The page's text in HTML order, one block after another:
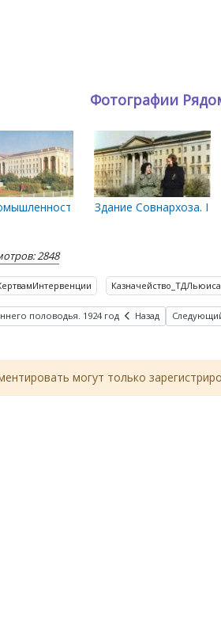
Фотографии
Июль 1919 год.Здание Совнархоза.
2848
Казначейство_ТДЛьюиса
половодья. 1924 год Назад
могут только